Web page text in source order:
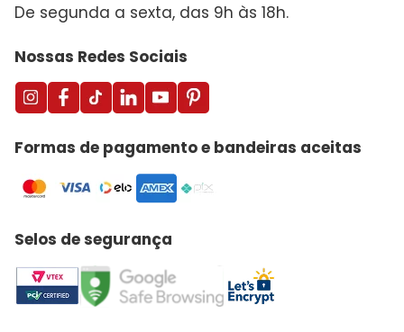
De segunda a sexta, das 9h às 18h.
Nossas Redes Sociais
Formas de pagamento e bandeiras aceitas
Selos de segurança